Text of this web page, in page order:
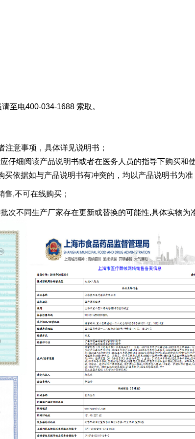
至电400-034-1688 索取。
意事项，具体详见说明书；
仔细阅读产品说明书或者在医务人员的指导下购买和使
依据如与产品说明书有冲突的，均以产品说明书为准
,不可在线购买；
次不同生产厂家存在更新或替换的可能性,具体实物为